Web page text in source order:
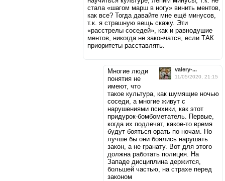
стала «шагом марш в ногу» винить ментов,
как все? Тогда давайте мне ещё минусов,
т.к. я страшную вещь скажу. Эти
«расстрелы соседей», как и равнодушие
ментов, никогда не закончатся, если ТАК
приоритеты расставлять.
valery-...
11/05/2020, 21:15
Многие люди
понятия не
имеют, что
такое культура, как шумящие ночью
соседи, а многие живут с
нарушениями психики, как этот
придурoк-бомбометатель. Первые,
когда их подлечат, какое-то время
будут бояться орать по ночам. Но
лучше бы они боялись нарушать
закон, а не гранату. Вот для этого
должна работать полиция. На
Западе дисциплина держится,
большей частью, на страхе перед
законом